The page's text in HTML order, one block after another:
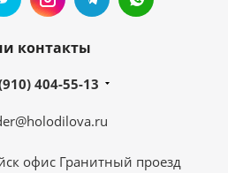
контакты
404-55-13
офис Гранитный проезд